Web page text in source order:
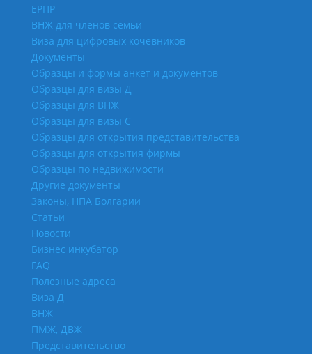
ЕРПР
ВНЖ для членов семьи
Виза для цифровых кочевников
Документы
Образцы и формы анкет и документов
Образцы для визы Д
Образцы для ВНЖ
Образцы для визы С
Образцы для открытия представительства
Образцы для открытия фирмы
Образцы по недвижимости
Другие документы
Законы, НПА Болгарии
Статьи
Новости
Бизнес инкубатор
FAQ
Полезные адреса
Виза Д
ВНЖ
ПМЖ, ДВЖ
Представительство